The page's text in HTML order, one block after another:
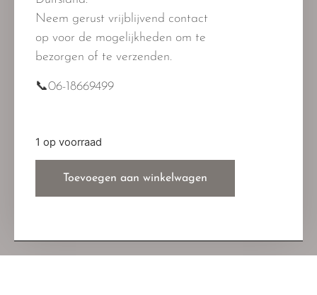
Neem gerust vrijblijvend contact
op voor de mogelijkheden om te
bezorgen of te verzenden.
📞06-18669499
1 op voorraad
Toevoegen aan winkelwagen